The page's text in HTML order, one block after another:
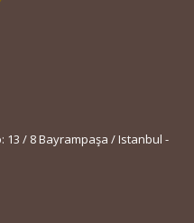
13 / 8 Bayrampaşa / Istanbul -